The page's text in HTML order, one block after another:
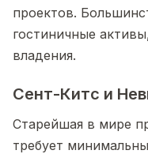
проектов.
гостиничные
владения.
Сент-Китс и
Старейшая в мире
требует